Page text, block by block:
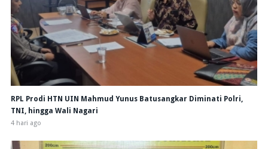
RPL Prodi HTN UIN Mahmud Yunus Batusangkar Diminati Polri,
TNI, hingga Wali Nagari
4 hari ago